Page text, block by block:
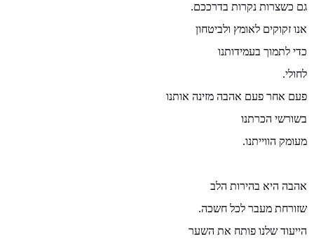
גם כשצרות נקרות בדרככם.
אנו זקוקים לאומץ ולביטחון
כדי לתמוך בעמידותנו
לחולי.
פעם אחר פעם אהבה מזינה אותנו
בשורשי הכרתנו
מעומק הווייתנו.
אהבה היא בהירות הלב
שזורחת מעבר לכל חשכה.
הייעוד שלנו פותח את השער